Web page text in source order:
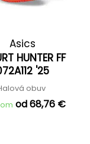
Asics
HUNTER FF
'25
obuv
od 68,76 €